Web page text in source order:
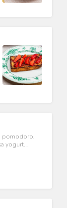
pomodoro,
yogurt.